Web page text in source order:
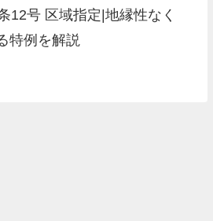
12号 区域指定|地縁性なく
特例を解説